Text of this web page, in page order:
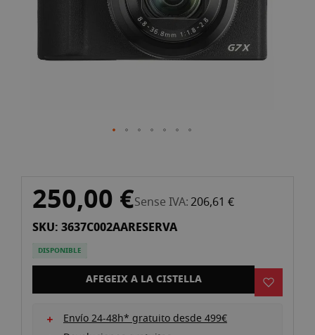
començament
de
galeria
250,00 €Sense IVA 206,61 €
SKU: 3637C002AARESERVA
DISPONIBLE
AFEGEIX A LA CISTELLA
Envío 24-48h* gratuito desde 499€